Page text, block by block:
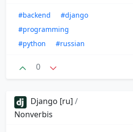
#backend
#django
#programming
#python
#russian
0
Django [ru] /
Nonverbis